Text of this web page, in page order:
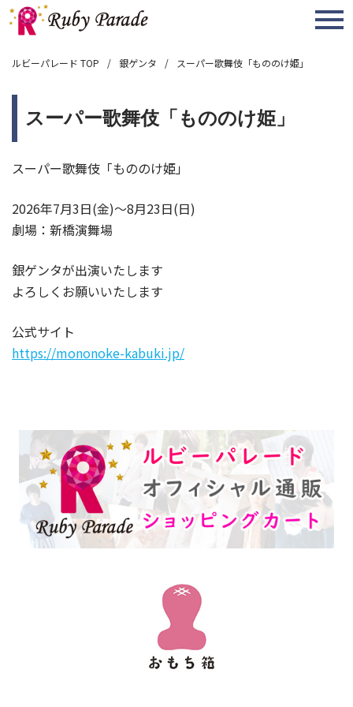
MENU
ルビーパレード TOP 銀ゲンタ スーパー歌舞伎「もののけ姫」
スーパー歌舞伎「もののけ姫」
スーパー歌舞伎「もののけ姫」
2026年7月3日(金)～8月23日(日)
劇場：新橋演舞場
銀ゲンタが出演いたします
よろしくお願いいたします
公式サイト
https://mononoke-kabuki.jp/